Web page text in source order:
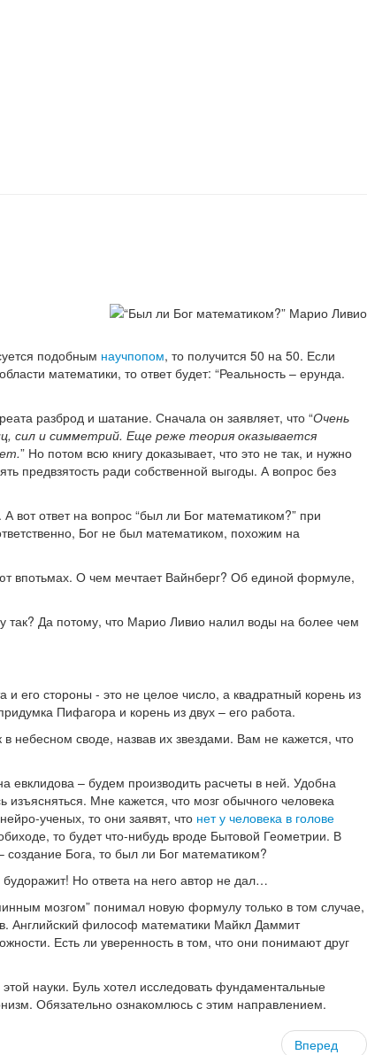
подобным научпопом, то получится 50 на 50. Если
математики, то ответ будет: “Реальность – ерунда.
разброд и шатание. Сначала он заявляет, что “Очень
сил и симметрий. Еще реже теория оказывается
” Но потом всю книгу доказывает, что это не так, и нужно
предвзятость ради собственной выгоды. А вопрос без
ответ на вопрос “был ли Бог математиком?” при
Бог не был математиком, похожим на
впотьмах. О чем мечтает Вайнберг? Об единой формуле,
так? Да потому, что Марио Ливио налил воды на более чем
его стороны - это не целое число, а квадратный корень из
Пифагора и корень из двух – его работа.
своде, назвав их звездами. Вам не кажется, что
– будем производить расчеты в ней. Удобна
Мне кажется, что мозг обычного человека
ученых, то они заявят, что нет у человека в голове
то будет что-нибудь вроде Бытовой Геометрии. В
Бога, то был ли Бог математиком?
Но ответа на него автор не дал…
мозгом” понимал новую формулу только в том случае,
Английский философ математики Майкл Даммит
Есть ли уверенность в том, что они понимают друг
науки. Буль хотел исследовать фундаментальные
Обязательно ознакомлюсь с этим направлением.
Вперед